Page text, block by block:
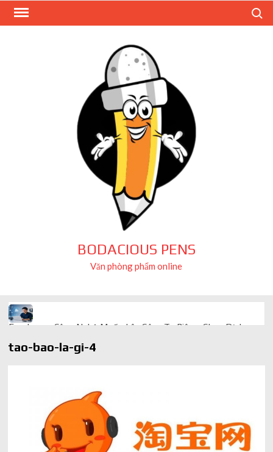
Skip
BODACIOUS PENS
Văn phòng phẩm online
Freelancer Công Nghệ Muốn Lên Công Ty Riêng: Chọn Dịch
Quà cá nhân hóa: vì sao món làm riêng luôn ghi điểm
AI trong doanh nghiệp: Phân biệt RPA, workflow và AI agent
Ứng dụng AI trong doanh nghiệp để cắt giảm chi phí vận hành
tao-bao-la-gi-4